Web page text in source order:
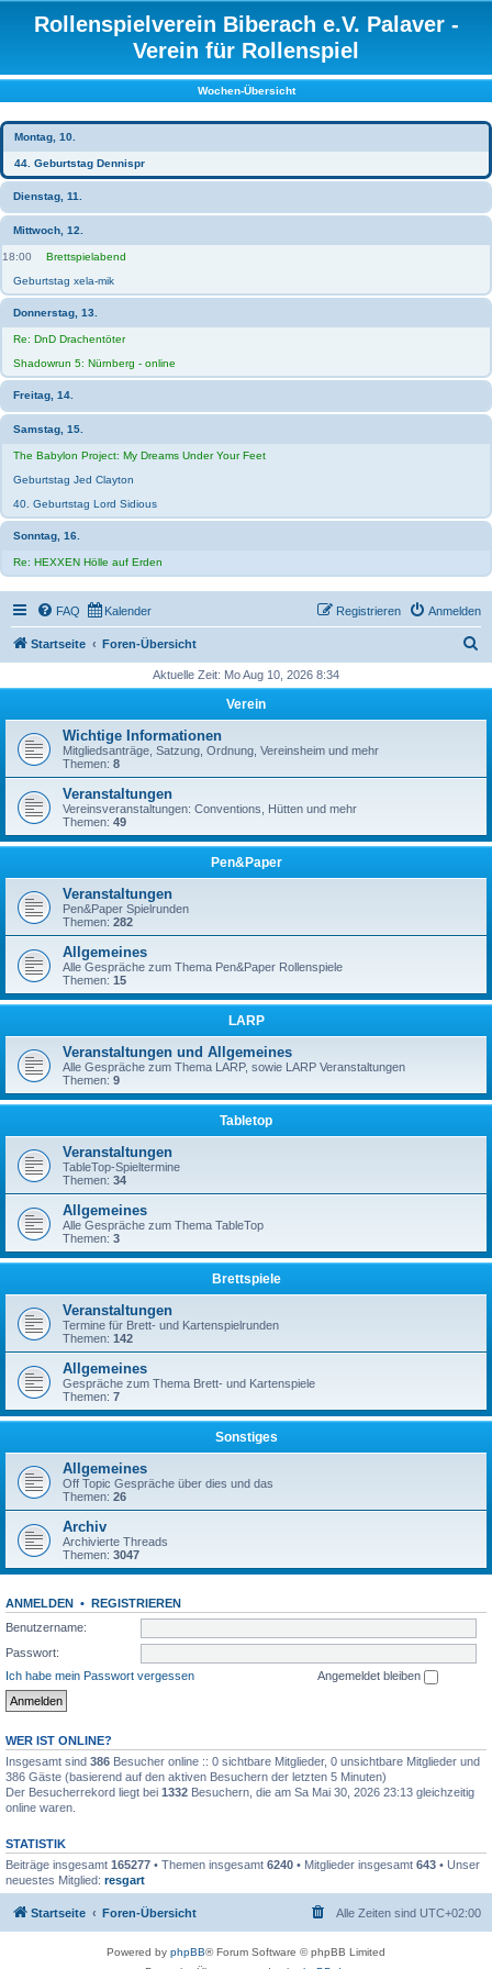
Rollenspielverein Biberach e.V. Palaver -
Verein für Rollenspiel
Wochen-Übersicht
Montag, 10.
44. Geburtstag Dennispr
Dienstag, 11.
Mittwoch, 12.
18:00
Brettspielabend
Geburtstag xela-mik
Donnerstag, 13.
Re: DnD Drachentöter
Shadowrun 5: Nürnberg - online
Freitag, 14.
Samstag, 15.
The Babylon Project: My Dreams Under Your Feet
Geburtstag Jed Clayton
40. Geburtstag Lord Sidious
Sonntag, 16.
Re: HEXXEN Hölle auf Erden
FAQ Kalender Anmelden
Registrieren
Startseite Foren-Übersicht
h
Aktuelle Zeit: Mo Aug 10, 2026 8:34
Verein
Wichtige Informationen
Mitgliedsanträge, Satzung, Ordnung, Vereinsheim und mehr
Themen: 8
Veranstaltungen
Vereinsveranstaltungen: Conventions, Hütten und mehr
Themen: 49
Pen&Paper
Veranstaltungen
Pen&Paper Spielrunden
Themen: 282
Allgemeines
Alle Gespräche zum Thema Pen&Paper Rollenspiele
Themen: 15
LARP
Veranstaltungen und Allgemeines
Alle Gespräche zum Thema LARP, sowie LARP Veranstaltungen
Themen: 9
Tabletop
Veranstaltungen
TableTop-Spieltermine
Themen: 34
Allgemeines
Alle Gespräche zum Thema TableTop
Themen: 3
Brettspiele
Veranstaltungen
Termine für Brett- und Kartenspielrunden
Themen: 142
Allgemeines
Gespräche zum Thema Brett- und Kartenspiele
Themen: 7
Sonstiges
Allgemeines
Off Topic Gespräche über dies und das
Themen: 26
Archiv
Archivierte Threads
Themen: 3047
ANMELDEN • REGISTRIEREN
Benutzername:
Passwort:
Ich habe mein Passwort vergessen
Angemeldet bleiben
WER IST ONLINE?
Insgesamt sind 386 Besucher online :: 0 sichtbare Mitglieder, 0 unsichtbare Mitglieder und
386 Gäste (basierend auf den aktiven Besuchern der letzten 5 Minuten)
Der Besucherrekord liegt bei 1332 Besuchern, die am Sa Mai 30, 2026 23:13 gleichzeitig
online waren.
STATISTIK
Beiträge insgesamt 165277 • Themen insgesamt 6240 • Mitglieder insgesamt 643 • Unser
neuestes Mitglied: resgart
Startseite Foren-Übersicht Alle Zeiten sind UTC+02:00
Powered by phpBB® Forum Software © phpBB Limited